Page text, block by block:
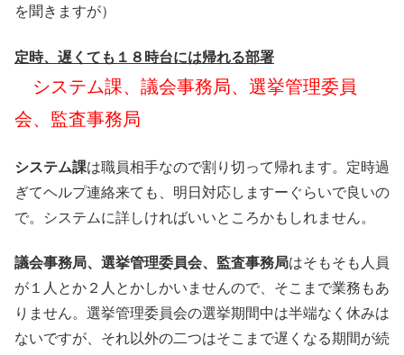
を聞きますが）
定時、遅くても１８時台には帰れる部署
システム課、議会事務局、選挙管理委員
会、監査事務局
システム課は職員相手なので割り切って帰れます。定時過
ぎてヘルプ連絡来ても、明日対応しますーぐらいで良いの
で。システムに詳しければいいところかもしれません。
議会事務局、選挙管理委員会、監査事務局はそもそも人員
が１人とか２人とかしかいませんので、そこまで業務もあ
りません。選挙管理委員会の選挙期間中は半端なく休みは
ないですが、それ以外の二つはそこまで遅くなる期間が続